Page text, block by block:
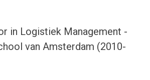
in Logistiek Management -
van Amsterdam (2010-